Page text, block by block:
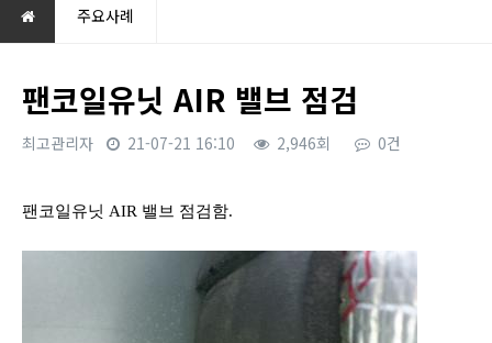
주요사례
팬코일유닛 AIR 밸브 점검
최고관리자 21-07-21 16:10 2,946회 0건
본문
팬코일유닛 AIR 밸브 점검함.